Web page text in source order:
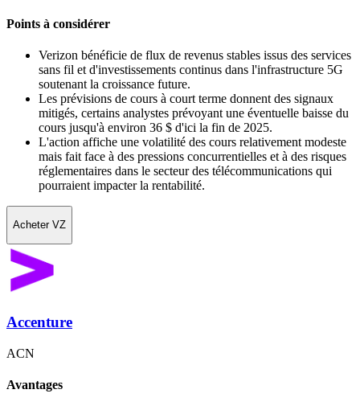
Points à considérer
Verizon bénéficie de flux de revenus stables issus des services
sans fil et d'investissements continus dans l'infrastructure 5G
soutenant la croissance future.
Les prévisions de cours à court terme donnent des signaux
mitigés, certains analystes prévoyant une éventuelle baisse du
cours jusqu'à environ 36 $ d'ici la fin de 2025.
L'action affiche une volatilité des cours relativement modeste
mais fait face à des pressions concurrentielles et à des risques
réglementaires dans le secteur des télécommunications qui
pourraient impacter la rentabilité.
Acheter VZ
Accenture
ACN
Avantages